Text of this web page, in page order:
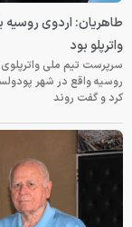
طاهریان: اردوی روسیه
واترپلو بود
سرپرست تیم ملی
روسیه واقع در شهر
کرد و گفت روند